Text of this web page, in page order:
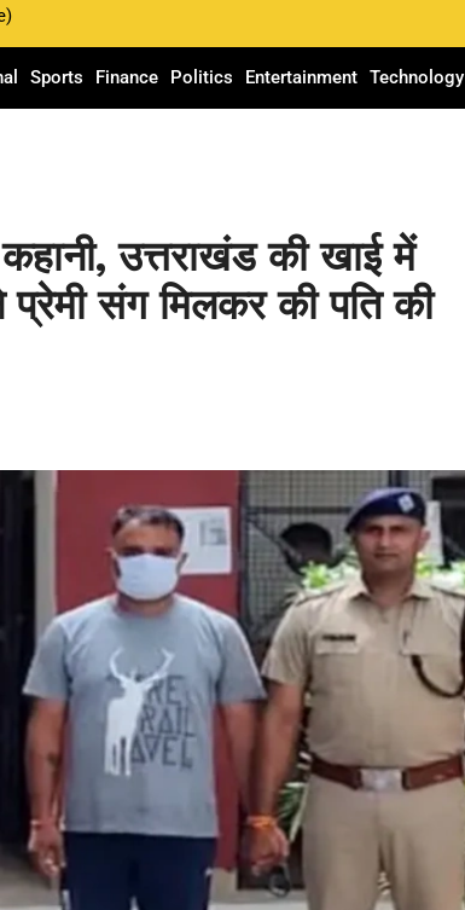
Sports Finance Politics Entertainment Technology
उत्तराखंड की खाई में
संग मिलकर की पति की